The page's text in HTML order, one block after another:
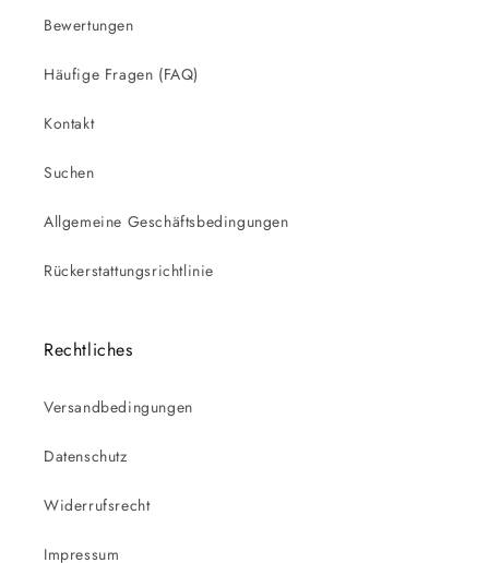
Bewertungen
Häufige Fragen (FAQ)
Kontakt
Suchen
Allgemeine Geschäftsbedingungen
Rückerstattungsrichtlinie
Rechtliches
Versandbedingungen
Datenschutz
Widerrufsrecht
Impressum